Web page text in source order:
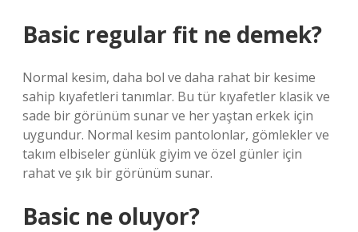
Basic regular fit ne demek?
Normal kesim, daha bol ve daha rahat bir kesime
sahip kıyafetleri tanımlar. Bu tür kıyafetler klasik ve
sade bir görünüm sunar ve her yaştan erkek için
uygundur. Normal kesim pantolonlar, gömlekler ve
takım elbiseler günlük giyim ve özel günler için
rahat ve şık bir görünüm sunar.
Basic ne oluyor?